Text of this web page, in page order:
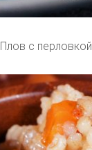
Плов с перловкой